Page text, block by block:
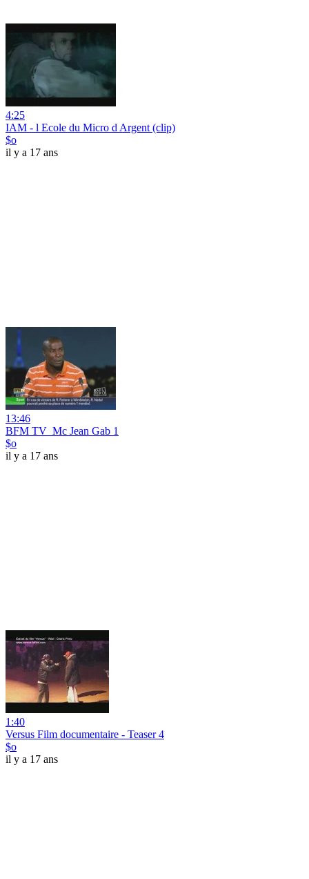
4:25
IAM - l Ecole du Micro d Argent (clip)
$o
il y a 17 ans
13:46
BFM TV_Mc Jean Gab 1
$o
il y a 17 ans
1:40
Versus Film documentaire - Teaser 4
$o
il y a 17 ans